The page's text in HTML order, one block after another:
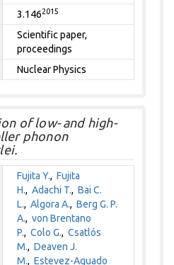
3.1462015
Scientific paper,
proceedings
Nuclear Physics
of low- and high-
phonon
Fujita Y.,Fujita
H.,Adachi T.,Bai C.
L.,Algora A.,Berg G. P.
A.,von Brentano
P.,Colo G.,Csatlós
M.,Deaven J.
M.,Estevez-Aguado